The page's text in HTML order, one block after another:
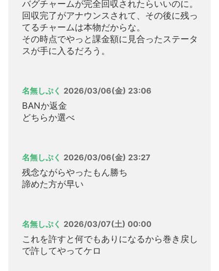
バグチャームが完全回収されたらいいのに。
回収完了がアナウンスされて、その後に残っ
てるチャームは本物だからな。
その時点でやっと課金額に見合ったステータ
スが手に入るだろう。
名無しぷく 2026/03/06(金) 23:06
BANか返金
どちらか選べ
名無しぷく 2026/03/06(金) 23:27
残念ながらやったもん勝ち
諦めた方が早い
名無しぷく 2026/03/07(土) 00:00
これを許すと何でもありになるから巻き戻し
で許してやってケロ